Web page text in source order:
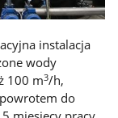
instalacja
wody
100 m3/h,
powrotem do